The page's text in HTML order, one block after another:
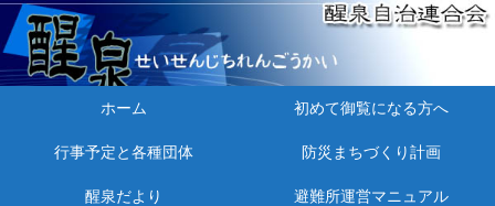
ホーム 初めて御覧になる方へ
行事予定と各種団体 防災まちづくり計画
醒泉だより 避難所運営マニュアル